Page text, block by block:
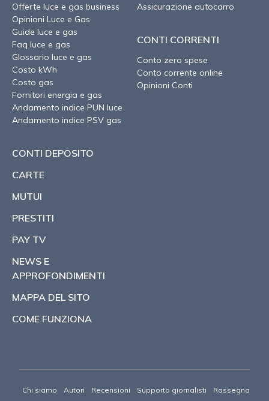
Offerte luce e gas business
Opinioni Luce e Gas
Guide luce e gas
Faq luce e gas
Glossario luce e gas
Costo kWh
Costo gas
Fornitori energia e gas
Andamento indice PUN luce
Andamento indice PSV gas
Assicurazione autocarro
CONTI CORRENTI
Conto zero spese
Conto corrente online
Opinioni Conti
CONTI DEPOSITO
CARTE
MUTUI
PRESTITI
PAY TV
NEWS E
APPROFONDIMENTI
MAPPA DEL SITO
COME FUNZIONA
Chi siamo Autori Recensioni Supporto giornalisti
Rassegna